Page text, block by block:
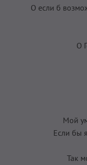
О если б
О
Мой
Если бы
Так